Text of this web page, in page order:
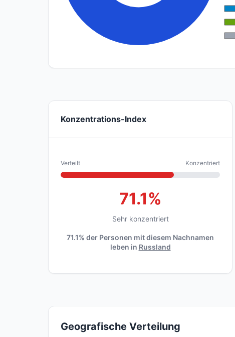
Konzentrations-Index
Verteilt Konzentriert
71.1%
Sehr konzentriert
71.1% der Personen mit diesem Nachnamen
leben in Russland
Geografische Verteilung